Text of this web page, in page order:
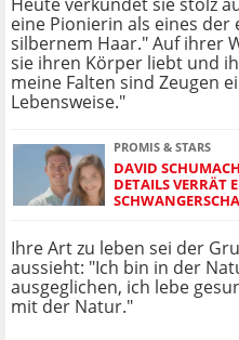
eine Pionierin als eines
silbernem Haar." Auf ihrer
sie ihren Körper liebt und
meine Falten sind Zeugen
Lebensweise."
PROMIS & STARS
DAVID
DETAILS VERRÄT
Ihre Art zu leben sei der
aussieht: "Ich bin in der
ausgeglichen, ich lebe
mit der Natur."